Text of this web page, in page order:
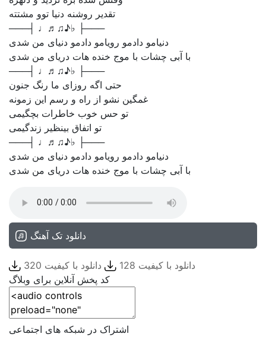
تقدیر روشنه دنیا توو مشتته
───┤ ♩♬♫♪♭ ├───
دنیامو دادمو رویامو دادمو دنیای من شدی
با آبی چشات با موج خنده هات دریای من شدی
───┤ ♩♬♫♪♭ ├───
حتی اگه روزای ما رنگ جنون
غمگین نشو از راه و رسم این زمونه
تو حس خوب خاطرات بچگیمی
تو اتفاق بینظیر زندگیمی
───┤ ♩♬♫♪♭ ├───
دنیامو دادمو رویامو دادمو دنیای من شدی
با آبی چشات با موج خنده هات دریای من شدی
دانلود تک آهنگ
دانلود با کیفیت 128
دانلود با کیفیت 320
کد پخش آنلاین برای وبلاگ
اشتراک در شبکه های اجتماعی